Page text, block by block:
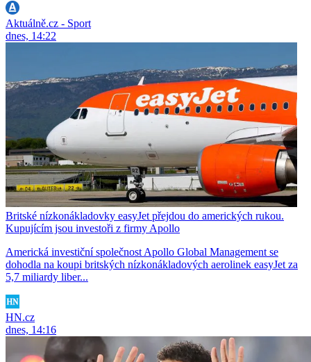
Aktuálně.cz - Sport
dnes, 14:22
Britské nízkonákladovky easyJet přejdou do amerických rukou.
Kupujícím jsou investoři z firmy Apollo
Americká investiční společnost Apollo Global Management se
dohodla na koupi britských nízkonákladových aerolinek easyJet za
5,7 miliardy liber...
HN.cz
dnes, 14:16